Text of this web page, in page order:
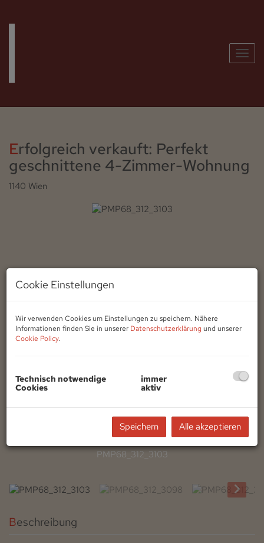
Erfolgreich verkauft: Perfekt
geschnittene 4-Zimmer-Wohnung
1140 Wien
PMP68_312_3103
Beschreibung
Cookie Einstellungen
Wir verwenden Cookies um Einstellungen zu speichern. Nähere
Informationen finden Sie in unserer Datenschutzerklärung und unserer
Cookie Policy.
Technisch notwendige
Cookies
immer
aktiv
Speichern Alle akzeptieren